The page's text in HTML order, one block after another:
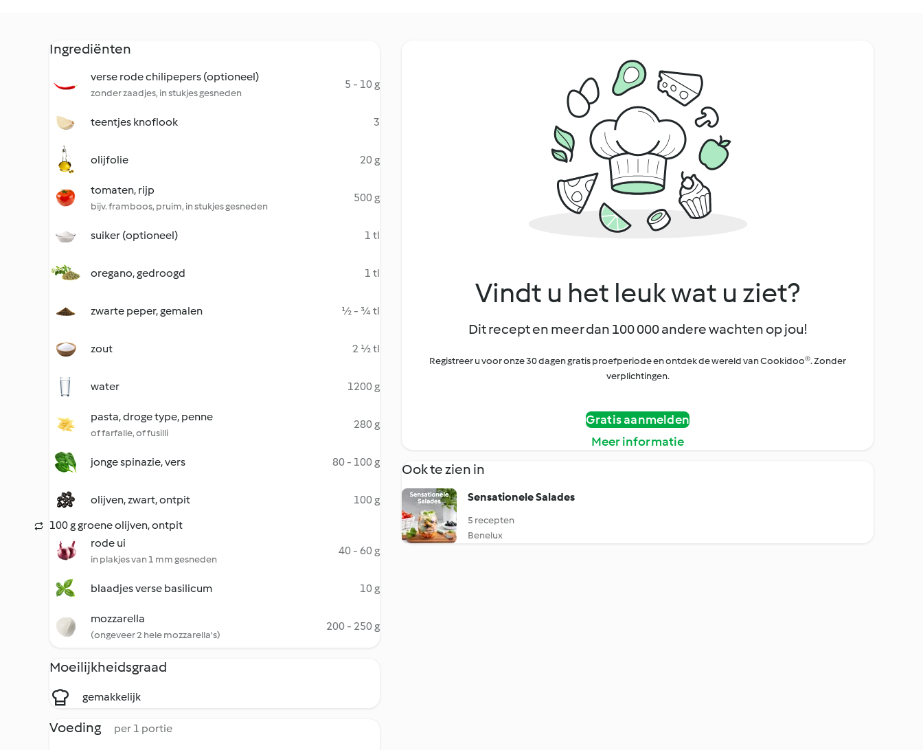
Ingrediënten
verse rode chilipepers (optioneel)
zonder zaadjes, in stukjes gesneden
5 - 10 g
teentjes knoflook 3
olijfolie 20 g
tomaten, rijp
bijv. framboos, pruim, in stukjes gesneden
500 g
suiker (optioneel) 1 tl
oregano, gedroogd 1 tl
zwarte peper, gemalen ½ - ¾ tl
zout 2 ½ tl
water 1200 g
pasta, droge type, penne
of farfalle, of fusilli
280 g
jonge spinazie, vers 80 - 100 g
olijven, zwart, ontpit
100 g
100 g groene olijven, ontpit
rode ui
in plakjes van 1 mm gesneden
40 - 60 g
blaadjes verse basilicum 10 g
mozzarella
(ongeveer 2 hele mozzarella's)
200 - 250 g
Moeilijkheidsgraad
gemakkelijk
Voeding per 1 portie
Vindt u het leuk wat u ziet?
Dit recept en meer dan 100 000 andere wachten op jou!
Registreer u voor onze 30 dagen gratis proefperiode en ontdek de wereld van Cookidoo®. Zonder
verplichtingen.
Gratis aanmelden
Meer informatie
Ook te zien in
Sensationele Salades
5 recepten
Benelux